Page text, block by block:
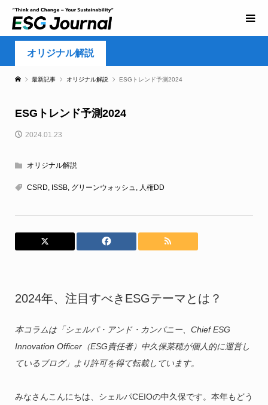
オリジナル解説
最新記事 オリジナル解説 ESGトレンド予測2024
ESGトレンド予測2024
2024.01.23
オリジナル解説
CSRD, ISSB, グリーンウォッシュ, 人権DD
2024年、注目すべきESGテーマとは？
本コラムは「シェルパ・アンド・カンパニー、Chief ESG
Innovation Officer（ESG責任者）中久保菜穂が個人的に運営し
ているブログ」より許可を得て転載しています。
みなさんこんにちは、シェルパCEIOの中久保です。本年もどう